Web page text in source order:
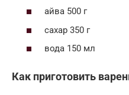
айва 500 г
сахар 350 г
вода 150 мл
Как приготовить